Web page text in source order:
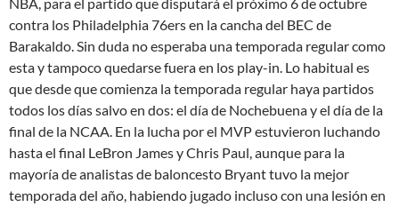
contra los Philadelphia 76ers en la cancha del BEC de
Barakaldo. Sin duda no esperaba una temporada regular como
esta y tampoco quedarse fuera en los play-in. Lo habitual es
que desde que comienza la temporada regular haya partidos
todos los días salvo en dos: el día de Nochebuena y el día de la
final de la NCAA. En la lucha por el MVP estuvieron luchando
hasta el final LeBron James y Chris Paul, aunque para la
mayoría de analistas de baloncesto Bryant tuvo la mejor
temporada del año, habiendo jugado incluso con una lesión en